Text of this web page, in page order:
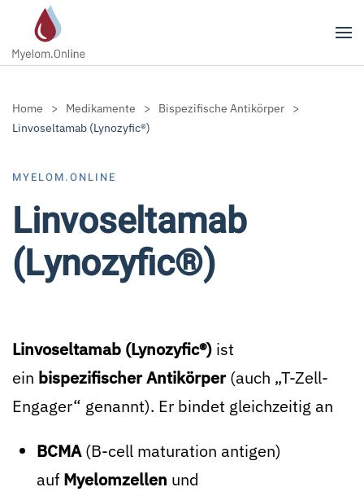
Zum Hauptinhalt springen
Home Medikamente
Bispezifische Antikörper
Linvoseltamab (Lynozyfic®)
MYELOM.ONLINE
Linvoseltamab
(Lynozyfic®)
Linvoseltamab (Lynozyfic®) ist
ein bispezifischer Antikörper(auch „T-Zell-
Engager“ genannt). Er bindet gleichzeitig an
BCMA(B-cell maturation antigen)
auf Myelomzellen und